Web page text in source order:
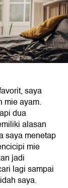
saya
mie ayam.
dua
alasan
saya menetap
mie
jadi
lagi sampai
saya.